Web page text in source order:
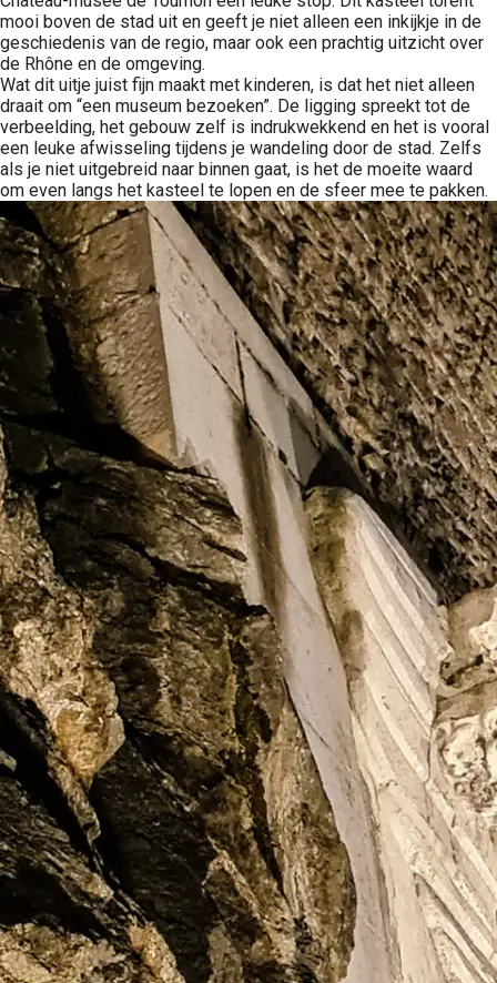
mooi boven de stad uit en geeft je niet alleen een inkijkje in de
geschiedenis van de regio, maar ook een prachtig uitzicht over
de Rhône en de omgeving.
Wat dit uitje juist fijn maakt met kinderen, is dat het niet alleen
draait om “een museum bezoeken”. De ligging spreekt tot de
verbeelding, het gebouw zelf is indrukwekkend en het is vooral
een leuke afwisseling tijdens je wandeling door de stad. Zelfs
als je niet uitgebreid naar binnen gaat, is het de moeite waard
om even langs het kasteel te lopen en de sfeer mee te pakken.